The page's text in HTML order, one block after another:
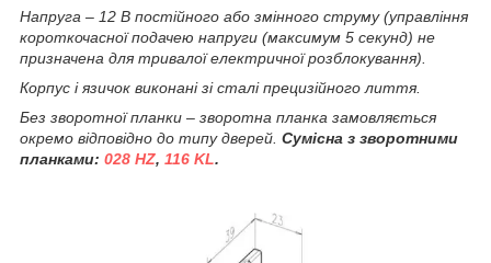
Напруга – 12 В постійного або змінного струму (управління
короткочасної подачею напруги (максимум 5 секунд) не
призначена для тривалої електричної розблокування).
Корпус і язичок виконані зі сталі прецизійного лиття.
Без зворотної планки – зворотна планка замовляється
окремо відповідно до типу дверей. Сумісна з зворотними
планками: 028 HZ, 116 KL.